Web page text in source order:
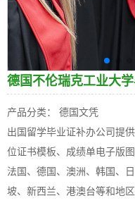
德国不伦瑞克工业大
产品分类： 德国文凭
出国留学毕业证补办公司提
位证书模板、成绩单电子版
法国、德国、澳洲、韩国、
坡、新西兰、港澳台等和地